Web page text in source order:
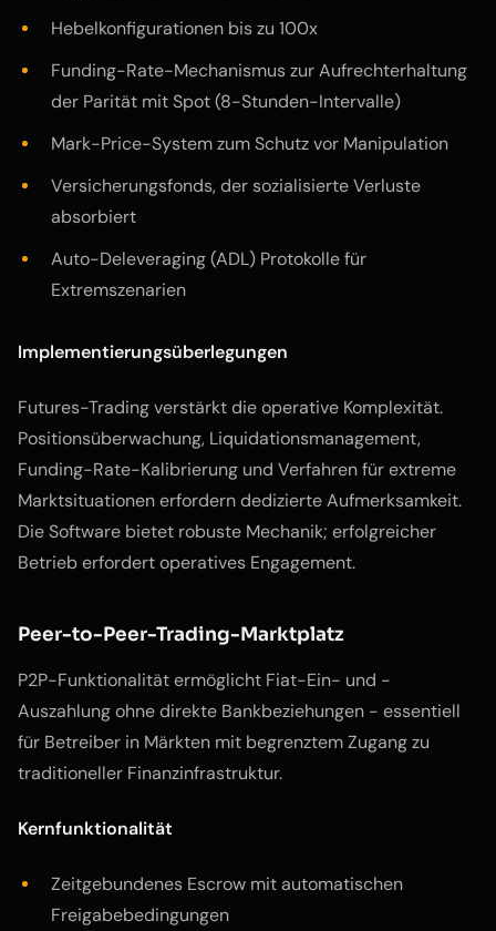
Hebelkonfigurationen bis zu 100x
Funding-Rate-Mechanismus zur Aufrechterhaltung
der Parität mit Spot (8-Stunden-Intervalle)
Mark-Price-System zum Schutz vor Manipulation
Versicherungsfonds, der sozialisierte Verluste
absorbiert
Auto-Deleveraging (ADL) Protokolle für
Extremszenarien
Implementierungsüberlegungen
Futures-Trading verstärkt die operative Komplexität.
Positionsüberwachung, Liquidationsmanagement,
Funding-Rate-Kalibrierung und Verfahren für extreme
Marktsituationen erfordern dedizierte Aufmerksamkeit.
Die Software bietet robuste Mechanik; erfolgreicher
Betrieb erfordert operatives Engagement.
Peer-to-Peer-Trading-Marktplatz
P2P-Funktionalität ermöglicht Fiat-Ein- und -
Auszahlung ohne direkte Bankbeziehungen - essentiell
für Betreiber in Märkten mit begrenztem Zugang zu
traditioneller Finanzinfrastruktur.
Kernfunktionalität
Zeitgebundenes Escrow mit automatischen
Freigabebedingungen